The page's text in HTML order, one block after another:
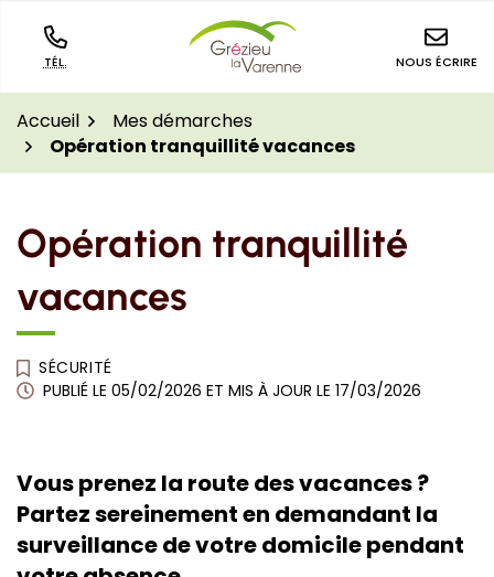
navigation
contenu
de
page
TÉL. NOUS ÉCRIRE
Accueil
Mes démarches
Opération tranquillité vacances
Opération tranquillité
vacances
SÉCURITÉ
PUBLIÉ LE 05/02/2026 ET MIS À JOUR LE 17/03/2026
Vous prenez la route des vacances ?
Partez sereinement en demandant la
surveillance de votre domicile pendant